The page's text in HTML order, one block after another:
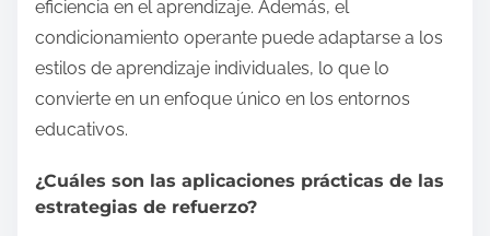
eficiencia en el aprendizaje. Además, el
condicionamiento operante puede adaptarse a los
estilos de aprendizaje individuales, lo que lo
convierte en un enfoque único en los entornos
educativos.
¿Cuáles son las aplicaciones prácticas de las
estrategias de refuerzo?